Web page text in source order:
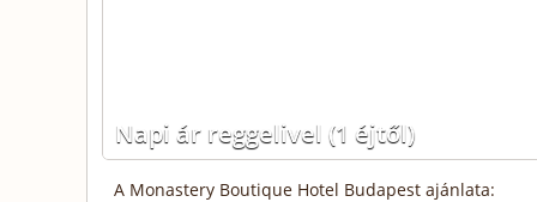
Napi ár reggelivel (1 éjtől)
A Monastery Boutique Hotel Budapest ajánlata: